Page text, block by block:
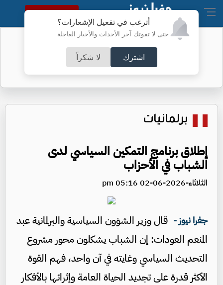
أترغب في تفعيل الإشعارات؟
حتى لا تفوتك آخر الأحداث والأخبار العاجلة
اشترك لا شكراً
النسخة الكاملة
برلمانيات
إطلاق برنامج التمكين السياسي لدى
الشباب في الأحزاب
الثلاثاء-2026-06-02 05:16 pm
جفرا نيوز - قال وزير الشؤون السياسية والبرلمانية عبد
المنعم العودات: إن الشباب يشكلون محور مشروع
التحديث السياسي وغايته في آن واحد، فهم القوة
الأكثر قدرة على تجديد الحياة العامة وإثرائها بالأفكار